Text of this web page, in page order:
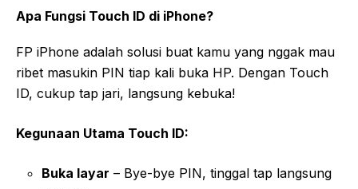
Apa Fungsi Touch ID di iPhone?
FP iPhone adalah solusi buat kamu yang nggak mau
ribet masukin PIN tiap kali buka HP. Dengan Touch
ID, cukup tap jari, langsung kebuka!
Kegunaan Utama Touch ID:
Buka layar – Bye-bye PIN, tinggal tap langsung